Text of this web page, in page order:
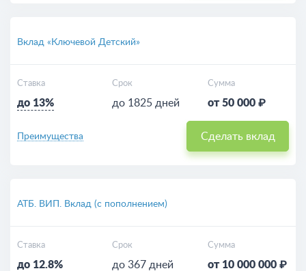
Вклад «Ключевой Детский»
Ставка
до 13%
Срок
до 1825 дней
Сумма
от 50 000 ₽
Преимущества Сделать вклад
АТБ. ВИП. Вклад (с пополнением)
Ставка
до 12.8%
Срок
до 367 дней
Сумма
от 10 000 000 ₽